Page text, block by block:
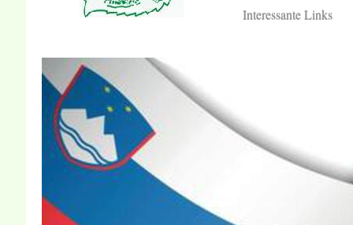
Interessante Links